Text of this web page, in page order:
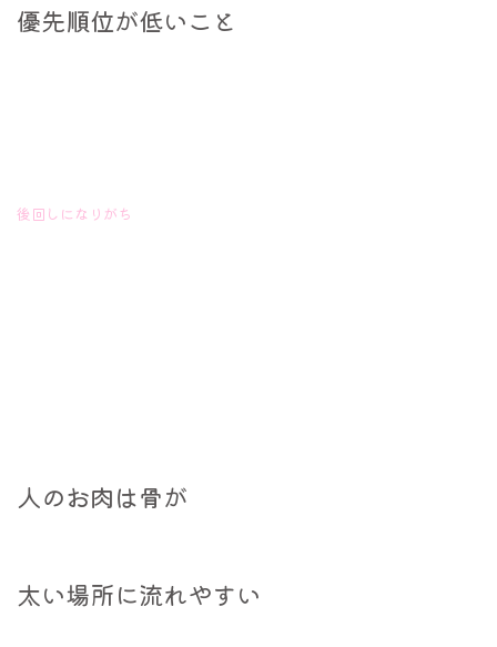
優先順位が低いこと
後回しになりがち
人のお肉は骨が
太い場所に流れやすい